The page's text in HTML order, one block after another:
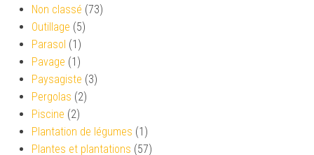
Non classé (73)
Outillage (5)
Parasol (1)
Pavage (1)
Paysagiste (3)
Pergolas (2)
Piscine (2)
Plantation de légumes (1)
Plantes et plantations (57)